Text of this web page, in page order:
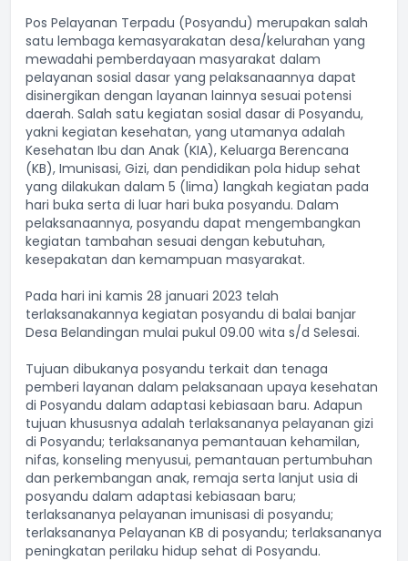
Pos Pelayanan Terpadu (Posyandu) merupakan salah
satu lembaga kemasyarakatan desa/kelurahan yang
mewadahi pemberdayaan masyarakat dalam
pelayanan sosial dasar yang pelaksanaannya dapat
disinergikan dengan layanan lainnya sesuai potensi
daerah. Salah satu kegiatan sosial dasar di Posyandu,
yakni kegiatan kesehatan, yang utamanya adalah
Kesehatan Ibu dan Anak (KIA), Keluarga Berencana
(KB), Imunisasi, Gizi, dan pendidikan pola hidup sehat
yang dilakukan dalam 5 (lima) langkah kegiatan pada
hari buka serta di luar hari buka posyandu. Dalam
pelaksanaannya, posyandu dapat mengembangkan
kegiatan tambahan sesuai dengan kebutuhan,
kesepakatan dan kemampuan masyarakat.
Pada hari ini kamis 28 januari 2023 telah
terlaksanakannya kegiatan posyandu di balai banjar
Desa Belandingan mulai pukul 09.00 wita s/d Selesai.
Tujuan dibukanya posyandu terkait dan tenaga
pemberi layanan dalam pelaksanaan upaya kesehatan
di Posyandu dalam adaptasi kebiasaan baru. Adapun
tujuan khususnya adalah terlaksananya pelayanan gizi
di Posyandu; terlaksananya pemantauan kehamilan,
nifas, konseling menyusui, pemantauan pertumbuhan
dan perkembangan anak, remaja serta lanjut usia di
posyandu dalam adaptasi kebiasaan baru;
terlaksananya pelayanan imunisasi di posyandu;
terlaksananya Pelayanan KB di posyandu; terlaksananya
peningkatan perilaku hidup sehat di Posyandu.